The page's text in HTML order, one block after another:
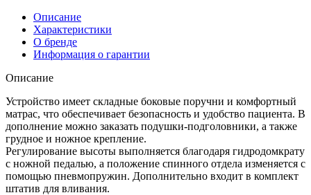
Описание
Характеристики
О бренде
Информация о гарантии
Описание
Устройство имеет складные боковые поручни и комфортный
матрас, что обеспечивает безопасность и удобство пациента. В
дополнение можно заказать подушки-подголовники, а также
грудное и ножное крепление.
Регулирование высоты выполняется благодаря гидродомкрату
с ножной педалью, а положение спинного отдела изменяется с
помощью пневмопружин. Дополнительно входит в комплект
штатив для вливания.